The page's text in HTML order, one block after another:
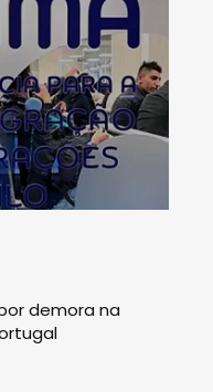
demora na